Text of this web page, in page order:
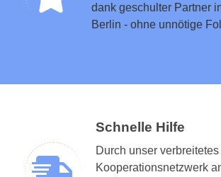
dank geschulter Partner
Berlin - ohne unnötige
Schnelle Hilfe
Durch unser verbreitetes
Kooperationsnetzwerk